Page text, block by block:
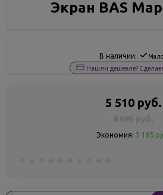
Экран BAS
В наличии: Мало
Нашли дешевле?
5 510 руб.
Экономия: 3 185